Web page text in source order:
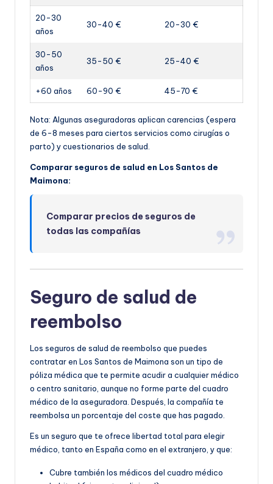
20-30
años
30-40 € 20-30 €
30-50
años
35-50 € 25-40 €
+60 años 60-90 € 45-70 €
Nota: Algunas aseguradoras aplican carencias (espera
de 6-8 meses para ciertos servicios como cirugías o
parto) y cuestionarios de salud.
Comparar seguros de salud en Los Santos de
Maimona:
Comparar precios de seguros de
todas las compañías
Seguro de salud de
reembolso
Los seguros de salud de reembolso que puedes
contratar en Los Santos de Maimona son un tipo de
póliza médica que te permite acudir a cualquier médico
o centro sanitario, aunque no forme parte del cuadro
médico de la aseguradora. Después, la compañía te
reembolsa un porcentaje del coste que has pagado.
Es un seguro que te ofrece libertad total para elegir
médico, tanto en España como en el extranjero, y que:
Cubre también los médicos del cuadro médico